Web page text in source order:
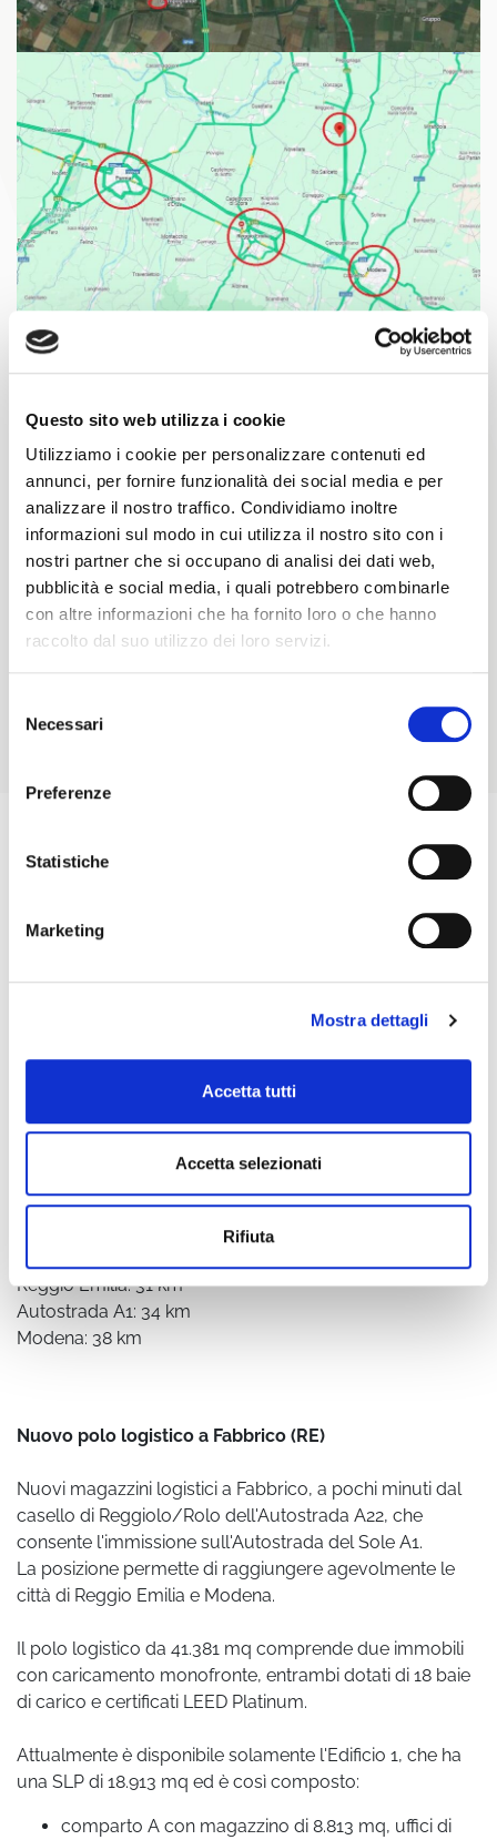
Questo sito web utilizza i cookie
Utilizziamo i cookie per personalizzare contenuti ed
annunci, per fornire funzionalità dei social media e per
analizzare il nostro traffico. Condividiamo inoltre
informazioni sul modo in cui utilizza il nostro sito con i
nostri partner che si occupano di analisi dei dati web,
pubblicità e social media, i quali potrebbero combinarle
con altre informazioni che ha fornito loro o che hanno
raccolto dal suo utilizzo dei loro servizi.
delNecessari
Preferenze
Statistiche
Marketing
Mostra dettagli
Accetta tutti
Accetta selezionati
Rifiuta
Caratteristiche
ID area
disponibile
Superficie Edificabile
Superficie Disponibile
18913 ㎡
Baie di Carico
RICHIEDI MAGGIORI INFORMAZIONI
Reggio Emilia: 31 km
Autostrada A1: 34 km
Modena: 38 km
Nuovo polo logistico a Fabbrico (RE)
Nuovi magazzini logistici a Fabbrico, a pochi minuti dal
casello di Reggiolo/Rolo dell'Autostrada A22, che
consente l'immissione sull'Autostrada del Sole A1.
La posizione permette di raggiungere agevolmente le
città di Reggio Emilia e Modena.
Il polo logistico da 41.381 mq comprende due immobili
con caricamento monofronte, entrambi dotati di 18 baie
di carico e certificati LEED Platinum.
Attualmente è disponibile solamente l'Edificio 1, che ha
una SLP di 18.913 mq ed è così composto:
comparto A con magazzino di 8.813 mq, uffici di